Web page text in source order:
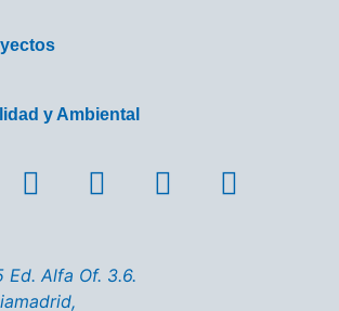
y Ambiental
Ed. Alfa Of. 3.6.